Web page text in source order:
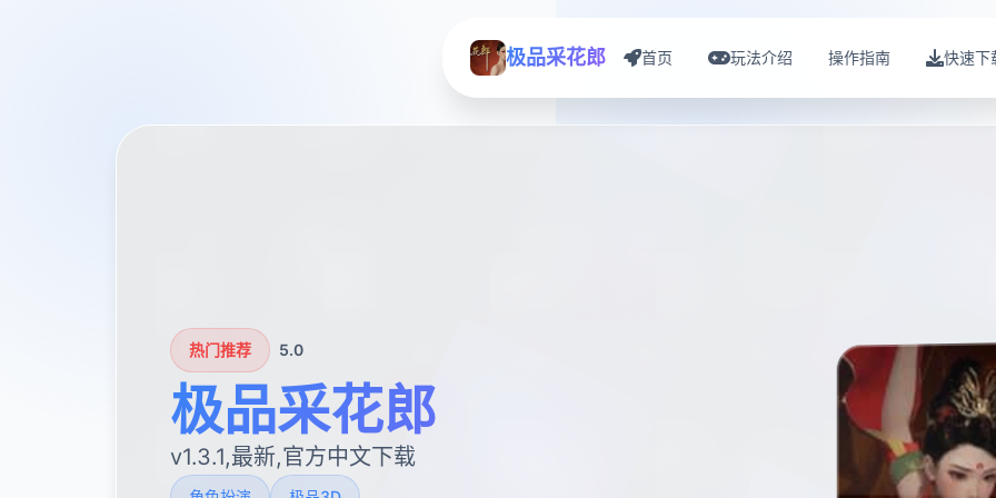
极品采花郎 首页 玩法介绍 操作指南 快速下
热门推荐 5.0
极品采花郎
v1.3.1,最新,官方中文下载